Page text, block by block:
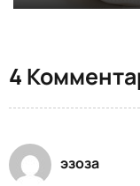
4
эзоза